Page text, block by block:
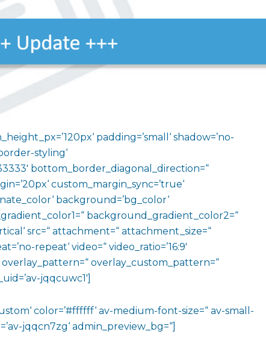
padding=’small‘ shadow=’no-
styling‘
bottom_border_diagonal_direction=“
custom_margin_sync=’true‘
background=’bg_color‘
background_gradient_color2=“
src=“ attachment=“ attachment_size=“
repeat‘ video=“ video_ratio=’16:9′
overlay_pattern=“ overlay_custom_pattern=“
jqqcuwc1′]
color=’#ffffff‘ av-medium-font-size=“ av-small-
jqqcn7zg‘ admin_preview_bg=“]